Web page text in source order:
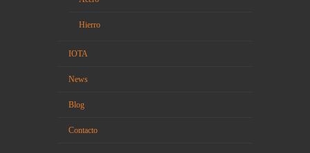
Hierro
IOTA
News
Blog
Contacto